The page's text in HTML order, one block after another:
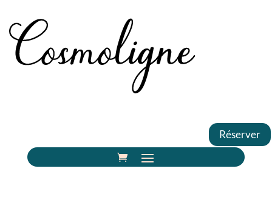
Réserver